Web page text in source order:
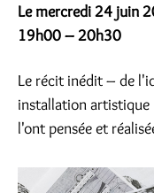
Le mercredi 24 juin
19h00 – 20h30
Le récit inédit – de
installation artistique
l'ont pensée et